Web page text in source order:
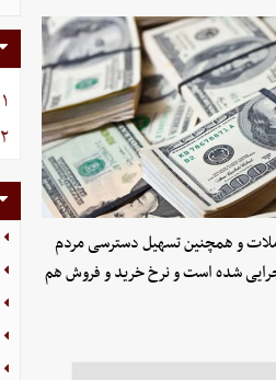
و همچنین تسهیل دسترسی مردم
شده است و نرخ خرید و فروش هم
۱.
۲.